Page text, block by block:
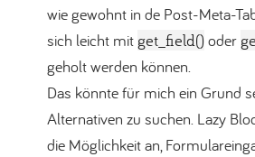
wie gewohnt in de Post-Meta-
sich leicht mit get_field() oder
geholt werden können.
Das könnte für mich ein Grund
Alternativen zu suchen. Lazy
die Möglichkeit an,